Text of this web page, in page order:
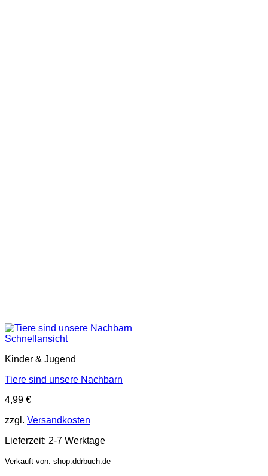
Schnellansicht
Kinder & Jugend
Tiere sind unsere Nachbarn
4,99 €
zzgl. Versandkosten
Lieferzeit: 2-7 Werktage
Verkauft von: shop.ddrbuch.de